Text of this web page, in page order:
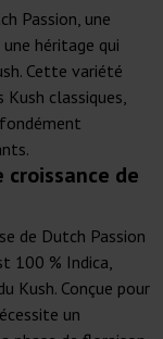
Passion, une
héritage qui
Cette variété
Kush classiques,
de
de Dutch Passion
100 % Indica,
Kush. Conçue pour
un